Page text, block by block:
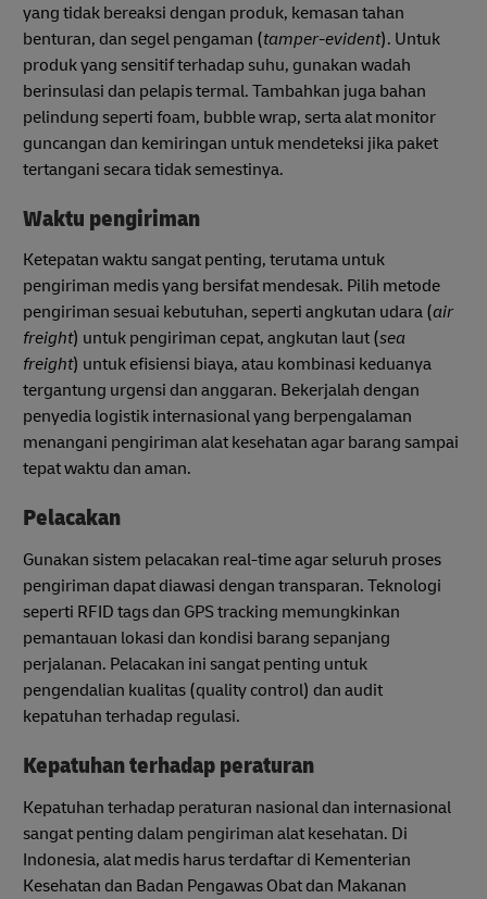
yang tidak bereaksi dengan produk, kemasan tahan
benturan, dan segel pengaman (tamper-evident). Untuk
produk yang sensitif terhadap suhu, gunakan wadah
berinsulasi dan pelapis termal. Tambahkan juga bahan
pelindung seperti foam, bubble wrap, serta alat monitor
guncangan dan kemiringan untuk mendeteksi jika paket
tertangani secara tidak semestinya.
Waktu pengiriman
Ketepatan waktu sangat penting, terutama untuk
pengiriman medis yang bersifat mendesak. Pilih metode
pengiriman sesuai kebutuhan, seperti angkutan udara (air
freight) untuk pengiriman cepat, angkutan laut (sea
freight) untuk efisiensi biaya, atau kombinasi keduanya
tergantung urgensi dan anggaran. Bekerjalah dengan
penyedia logistik internasional yang berpengalaman
menangani pengiriman alat kesehatan agar barang sampai
tepat waktu dan aman.
Pelacakan
Gunakan sistem pelacakan real-time agar seluruh proses
pengiriman dapat diawasi dengan transparan. Teknologi
seperti RFID tags dan GPS tracking memungkinkan
pemantauan lokasi dan kondisi barang sepanjang
perjalanan. Pelacakan ini sangat penting untuk
pengendalian kualitas (quality control) dan audit
kepatuhan terhadap regulasi.
Kepatuhan terhadap peraturan
Kepatuhan terhadap peraturan nasional dan internasional
sangat penting dalam pengiriman alat kesehatan. Di
Indonesia, alat medis harus terdaftar di Kementerian
Kesehatan dan Badan Pengawas Obat dan Makanan